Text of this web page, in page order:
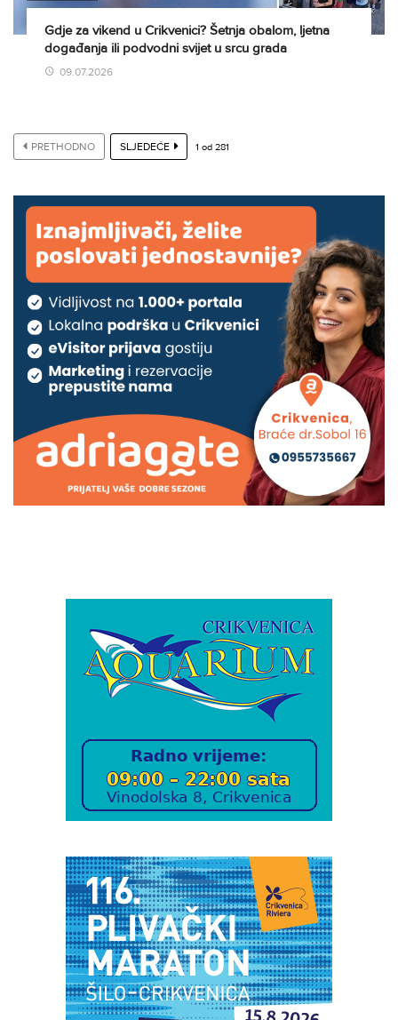
Gdje za vikend u Crikvenici? Šetnja obalom, ljetna
događanja ili podvodni svijet u srcu grada
09.07.2026
PRETHODNO SLJEDEĆE 1 od 281